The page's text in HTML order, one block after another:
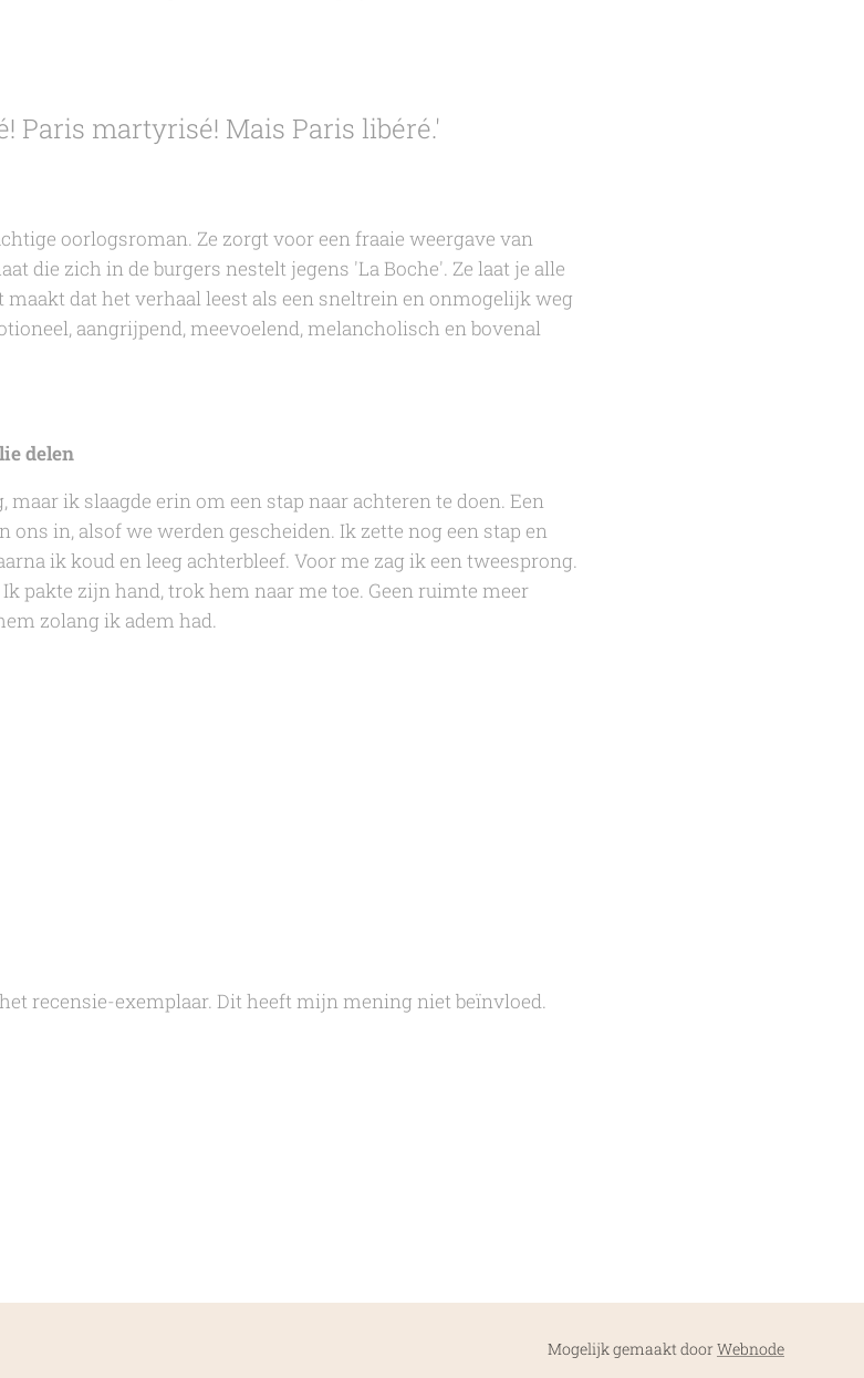
Paris martyrisé! Mais Paris libéré.'
oorlogsroman. Ze zorgt voor een fraaie weergave van
die zich in de burgers nestelt jegens 'La Boche'. Ze laat je alle
dat het verhaal leest als een sneltrein en onmogelijk weg
aangrijpend, meevoelend, melancholisch en bovenal
delen
ik slaagde erin om een stap naar achteren te doen. Een
ons in, alsof we werden gescheiden. Ik zette nog een stap en
ik koud en leeg achterbleef. Voor me zag ik een tweesprong.
pakte zijn hand, trok hem naar me toe. Geen ruimte meer
zolang ik adem had.
recensie-exemplaar. Dit heeft mijn mening niet beïnvloed.
Mogelijk gemaakt doorWebnode